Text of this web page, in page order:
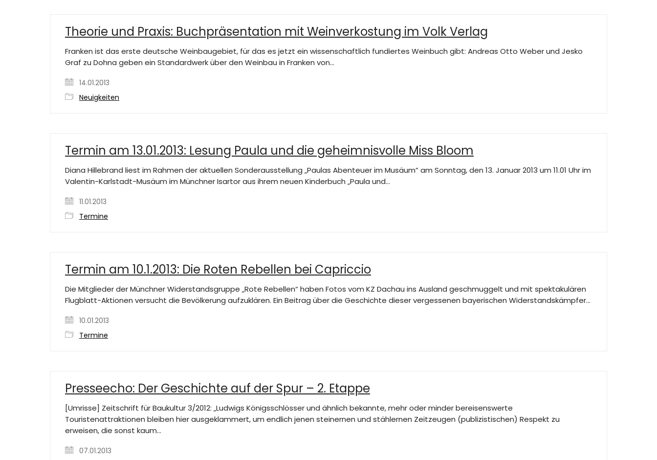
Theorie und Praxis: Buchpräsentation mit Weinverkostung im Volk Verlag
Franken ist das erste deutsche Weinbaugebiet, für das es jetzt ein wissenschaftlich fundiertes Weinbuch gibt: Andreas Otto Weber und Jesko
Graf zu Dohna geben ein Standardwerk über den Weinbau in Franken von…
14.01.2013
Neuigkeiten
Termin am 13.01.2013: Lesung Paula und die geheimnisvolle Miss Bloom
Diana Hillebrand liest im Rahmen der aktuellen Sonderausstellung „Paulas Abenteuer im Musäum” am Sonntag, den 13. Januar 2013 um 11.01 Uhr im
Valentin-Karlstadt-Musäum im Münchner Isartor aus ihrem neuen Kinderbuch „Paula und…
11.01.2013
Termine
Termin am 10.1.2013: Die Roten Rebellen bei Capriccio
Die Mitglieder der Münchner Widerstandsgruppe „Rote Rebellen“ haben Fotos vom KZ Dachau ins Ausland geschmuggelt und mit spektakulären
Flugblatt-Aktionen versucht die Bevölkerung aufzuklären. Ein Beitrag über die Geschichte dieser vergessenen bayerischen Widerstandskämpfer…
10.01.2013
Termine
Presseecho: Der Geschichte auf der Spur – 2. Etappe
[Umrisse] Zeitschrift für Baukultur 3/2012: „Ludwigs Königsschlösser und ähnlich bekannte, mehr oder minder bereisenswerte
Touristenattraktionen bleiben hier ausgeklammert, um endlich jenen steinernen und stählernen Zeitzeugen (publizistischen) Respekt zu
erweisen, die sonst kaum…
07.01.2013